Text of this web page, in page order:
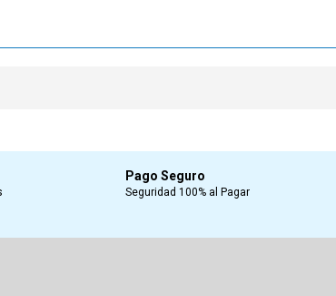
Pago Seguro
Seguridad 100% al Pagar